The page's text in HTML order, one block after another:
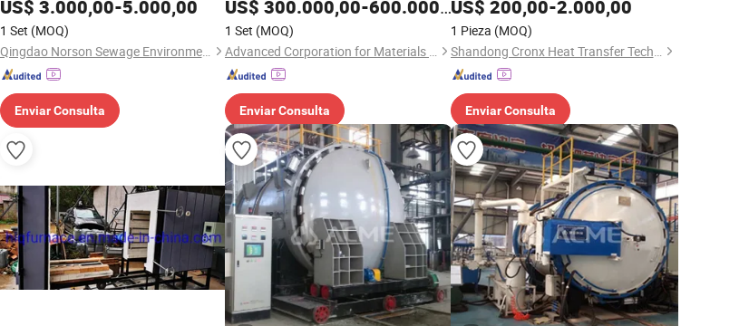
funerarias, hospitales, crematorios y
capillas memoriales
US$ 3.000,00-5.000,00
1 Set (MOQ)
Qingdao Norson Sewage Environment Technology Co., Ltd.
Enviar Consulta
US$ 300.000,00-600.000,00
1 Set (MOQ)
Advanced Corporation for Materials & Equipments
Enviar Consulta
US$ 200,00-2.000,00
1 Pieza (MOQ)
Shandong Cronx Heat Transfer Technology Co., Ltd.
Enviar Consulta